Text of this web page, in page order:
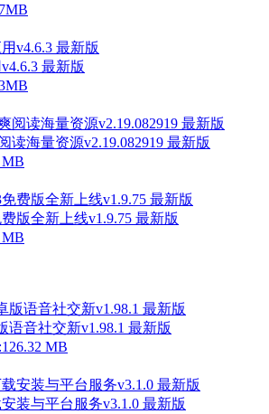
最新版
读海量资源v2.19.082919 最新版
MB
版全新上线v1.9.75 最新版
MB
语音社交新v1.98.1 最新版
MB
装与平台服务v3.1.0 最新版